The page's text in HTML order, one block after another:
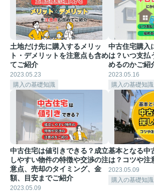
土地だけ先に購入するメリッ
ト・デメリットを注意点も含め
てご紹介
2023.05.23
購入の基礎知識
中古住宅購入
は？いつ支払
めるのかご紹
2023.05.16
購入の基礎知識
中古住宅は値引きできる？成立
しやすい物件の特徴や交渉の注
意点、売却のタイミング、金
額、目安までご紹介
2023.05.09
基本となる中
は？コツや注
2023.05.09
購入の基礎知識